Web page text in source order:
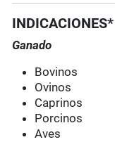
INDICACIONES*
Ganado
Bovinos
Ovinos
Caprinos
Porcinos
Aves